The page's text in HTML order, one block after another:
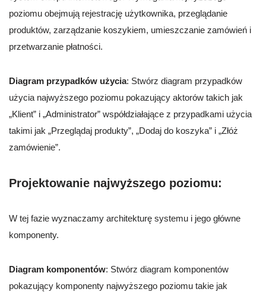
poziomu obejmują rejestrację użytkownika, przeglądanie
produktów, zarządzanie koszykiem, umieszczanie zamówień i
przetwarzanie płatności.
Diagram przypadków użycia: Stwórz diagram przypadków
użycia najwyższego poziomu pokazujący aktorów takich jak
„Klient” i „Administrator” współdziałające z przypadkami użycia
takimi jak „Przeglądaj produkty”, „Dodaj do koszyka” i „Złóż
zamówienie”.
Projektowanie najwyższego poziomu:
W tej fazie wyznaczamy architekturę systemu i jego główne
komponenty.
Diagram komponentów: Stwórz diagram komponentów
pokazujący komponenty najwyższego poziomu takie jak